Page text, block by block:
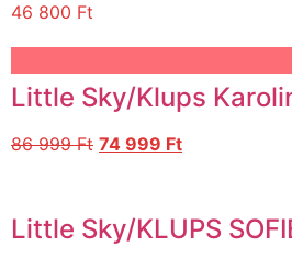
46 800 Ft
Little Sky/Klups
86 999Ft 74 999 Ft
Little Sky/KLUPS